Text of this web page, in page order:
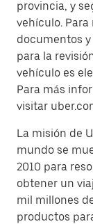
provincia, y
vehículo.
documentos
para la
vehículo es
Para más
visitar
La misión de
mundo se
2010 para
obtener un
mil millones
productos